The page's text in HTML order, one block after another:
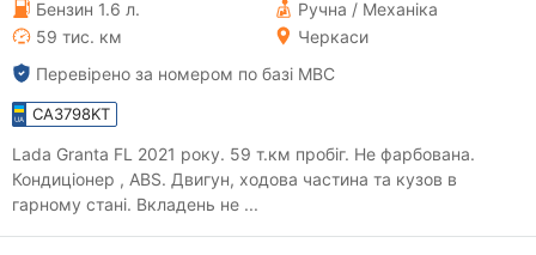
Бензин 1.6 л.
Ручна / Механіка
59 тис. км
Черкаси
Перевірено за номером по базі МВС
CA3798KT
Lada Granta FL 2021 року. 59 т.км пробіг. Не фарбована.
Кондиціонер , ABS. Двигун, ходова частина та кузов в
гарному стані. Вкладень не ...